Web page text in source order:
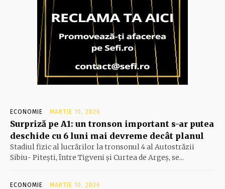
ECONOMIE MARTIE 10, 2026
Surpriză pe A1: un tronson important s-ar putea
deschide cu 6 luni mai devreme decât planul
Stadiul fizic al lucrărilor la tronsonul 4 al Autostrăzii
Sibiu- Piteşti, între Tigveni şi Curtea de Argeş, se...
ECONOMIE MARTIE 10, 2026